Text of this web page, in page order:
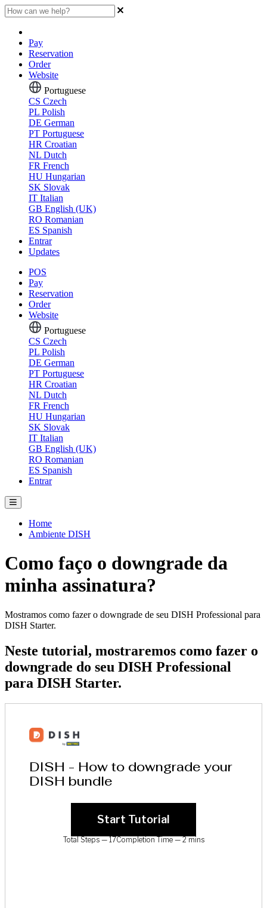
Pay
Reservation
Order
Website
Portuguese
CS Czech
PL Polish
DE German
PT Portuguese
HR Croatian
NL Dutch
FR French
HU Hungarian
SK Slovak
IT Italian
GB English (UK)
RO Romanian
ES Spanish
Entrar
Updates
POS
Pay
Reservation
Order
Website
Portuguese
CS Czech
PL Polish
DE German
PT Portuguese
HR Croatian
NL Dutch
FR French
HU Hungarian
SK Slovak
IT Italian
GB English (UK)
RO Romanian
ES Spanish
Entrar
Home
Ambiente DISH
Como faço o downgrade da
minha assinatura?
Mostramos como fazer o downgrade de seu DISH Professional para
DISH Starter.
Neste tutorial, mostraremos como fazer o
downgrade do seu DISH Professional
para DISH Starter.